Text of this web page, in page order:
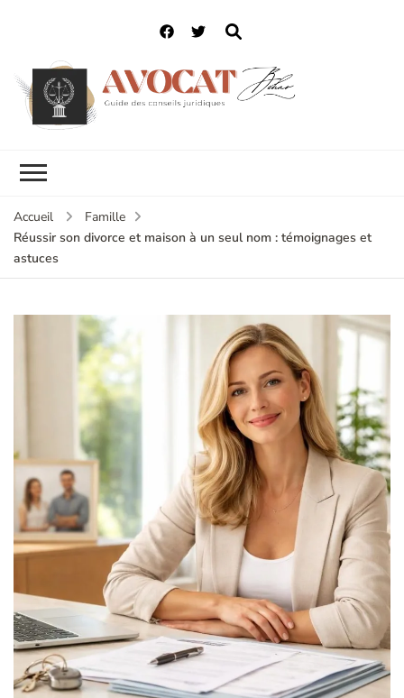
Accueil
Famille
Réussir son divorce et maison à un seul nom : témoignages et
astuces